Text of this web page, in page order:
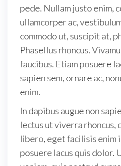
pede. Nullam justo enim,
ullamcorper ac,
commodo ut, suscipit at,
Phasellus rhoncus.
faucibus. Etiam posuere
sapien sem, ornare ac,
enim.
In dapibus augue non
lectus ut viverra rhoncus,
libero, eget facilisis enim
posuere lacus quis dolor.